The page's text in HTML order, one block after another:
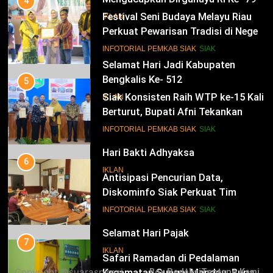
IKLAN
14
Selamat Hari Jadi Kabupaten
Bengkalis Ke- 512
IKLAN
15
Hari Bakti Adhyaksa
IKLAN
16
Selamat Hari Pajak
IKLAN
Festival Seni Budaya Melayu Riau
Perkuat Pewarisan Tradisi di Negeri
Istana
INFOTORIAL PEMKAB SIAK SIAK
5
Siak Konsisten Raih WTP ke-15 Kali
Berturut, Bupati Afni Tekankan
Penguatan Tata Kelola Keuangan
INFOTORIAL PEMKAB SIAK SIAK
6
Antisipasi Pencurian Data,
Diskominfo Siak Perkuat Tim
Tanggap Insiden Siber Mendukung
INFOTORIAL PEMKAB SIAK SIAK
7
Safari Ramadan di Pedalaman